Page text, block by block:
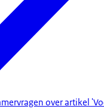
over artikel